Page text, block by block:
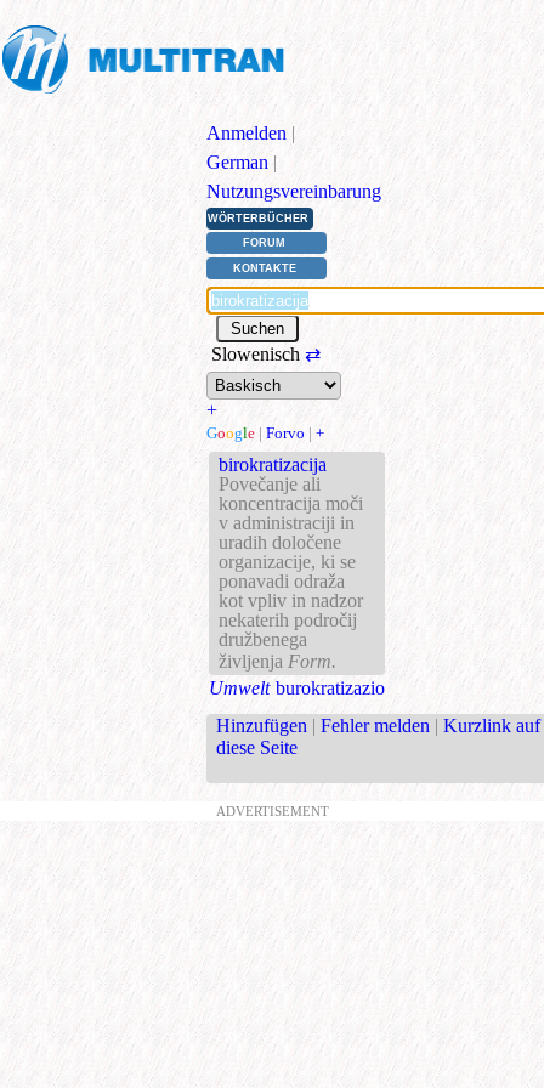
Anmelden |
German |
Nutzungsvereinbarung
WÖRTERBÜCHER
FORUM
KONTAKTE
Slowenisch ⇄
+
Google | Forvo | +
birokratizacija
Povečanje ali
koncentracija moči
v administraciji in
uradih določene
organizacije, ki se
ponavadi odraža
kot vpliv in nadzor
nekaterih področij
družbenega
življenja Form.
Umwelt burokratizazio
Hinzufügen | Fehler melden | Kurzlink auf
diese Seite
ADVERTISEMENT